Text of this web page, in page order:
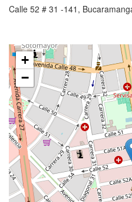
Calle 52 # 31 -141,
+
−